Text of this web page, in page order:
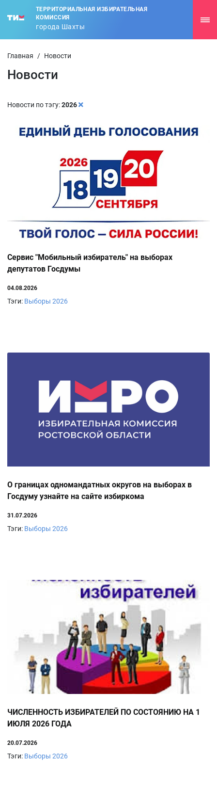
ТЕРРИТОРИАЛЬНАЯ ИЗБИРАТЕЛЬНАЯ
КОМИССИЯ
города Шахты
Главная / Новости
Новости
Новости по тэгу:2026
Сервис "Мобильный избиратель" на выборах
депутатов Госдумы
04.08.2026
Тэги: Выборы 2026
О границах одномандатных округов на выборах в
Госдуму узнайте на сайте избиркома
31.07.2026
Тэги: Выборы 2026
ЧИСЛЕННОСТЬ ИЗБИРАТЕЛЕЙ ПО СОСТОЯНИЮ НА 1
ИЮЛЯ 2026 ГОДА
20.07.2026
Тэги: Выборы 2026